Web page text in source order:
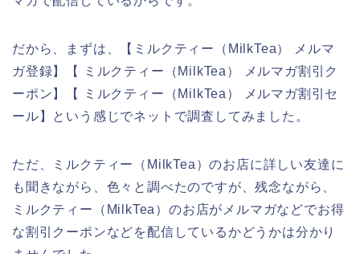
だから、まずは、【ミルクティー（MilkTea） メルマ
ガ登録】【 ミルクティー（MilkTea） メルマガ割引ク
ーポン】【 ミルクティー（MilkTea） メルマガ割引セ
ール】という感じでネットで調査してみました。
ただ、ミルクティー（MilkTea）のお店に詳しい友達に
も聞きながら、色々と調べたのですが、残念ながら、
ミルクティー（MilkTea）のお店がメルマガなどでお得
な割引クーポンなどを配信しているかどうかは分かり